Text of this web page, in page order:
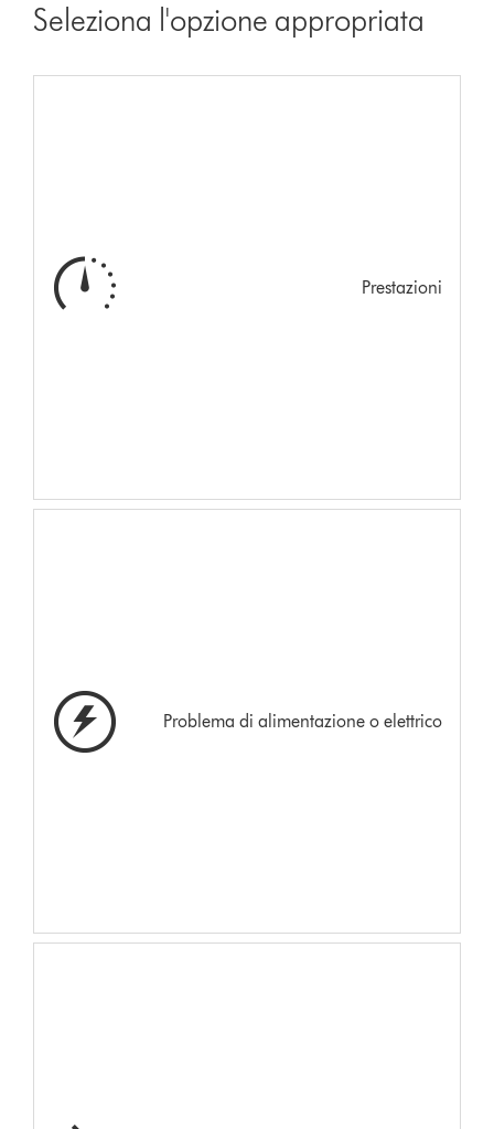
Seleziona l'opzione appropriata
Prestazioni
Problema di alimentazione o elettrico